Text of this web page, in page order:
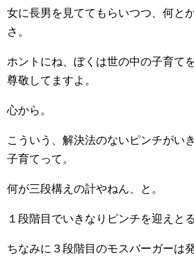
女に長男を見ててもらいつつ、何と
さ。
ホントにね、ぼくは世の中の子育て
尊敬してますよ。
心から。
こういう、解決法のないピンチがい
子育てって。
何が三段構えの計やねん、と。
１段階目でいきなりピンチを迎えと
ちなみに３段階目のモスバーガーは